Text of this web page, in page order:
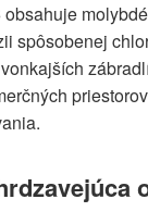
spôsobenej